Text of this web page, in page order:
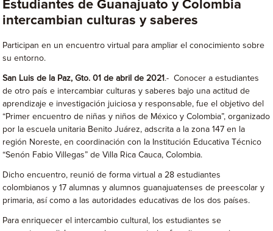
Estudiantes de Guanajuato y Colombia
intercambian culturas y saberes
Participan en un encuentro virtual para ampliar el conocimiento sobre
su entorno.
San Luis de la Paz, Gto. 01 de abril de 2021 .- Conocer a estudiantes
de otro país e intercambiar culturas y saberes bajo una actitud de
aprendizaje e investigación juiciosa y responsable, fue el objetivo del
“Primer encuentro de niñas y niños de México y Colombia”, organizado
por la escuela unitaria Benito Juárez, adscrita a la zona 147 en la
región Noreste, en coordinación con la Institución Educativa Técnico
“Senón Fabio Villegas” de Villa Rica Cauca, Colombia.
Dicho encuentro, reunió de forma virtual a 28 estudiantes
colombianos y 17 alumnas y alumnos guanajuatenses de preescolar y
primaria, así como a las autoridades educativas de los dos países.
Para enriquecer el intercambio cultural, los estudiantes se